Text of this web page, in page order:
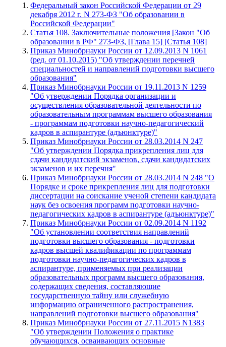
Федеральный закон Российской Федерации от 29
декабря 2012 г. N 273-ФЗ "Об образовании в
Российской Федерации"
Статья 108. Заключительные положения [Закон "Об
образовании в РФ" 273-ФЗ, [Глава 15] [Статья 108]
Приказ Минобрнауки России от 12.09.2013 N 1061
(ред. от 01.10.2015) "Об утверждении перечней
специальностей и направлений подготовки высшего
образования"
Приказ Минобрнауки России от 19.11.2013 N 1259
"Об утверждении Порядка организации и
осуществления образовательной деятельности по
образовательным программам высшего образования
- программам подготовки научно-педагогический
кадров в аспирантуре (адъюнктуре)"
Приказ Минобрнауки России от 28.03.2014 N 247
"Об утверждении Порядка прикрепления лиц для
сдачи кандидатский экзаменов, сдачи кандидатских
экзаменов и их перечня"
Приказ Минобрнауки России от 28.03.2014 N 248 "О
Порядке и сроке прикрепления лиц для подготовки
диссертации на соискание ученой степени кандидата
наук без освоения программ подготовки научно-
педагогических кадров в аспирантуре (адъюнктуре)"
Приказ Минобрнауки России от 02.09.2014 N 1192
"Об установлении соответствия направлений
подготовки высшего образования - подготовки
кадров высшей квалификации по программам
подготовки научно-педагогических кадров в
аспирантуре, применяемых при реализации
образовательных программ высшего образования,
содержащих сведения, составляющие
государственную тайну или служебную
информацию ограниченного распространения,
направлений подготовки высшего образования"
Приказ Минобрнауки России от 27.11.2015 N1383
"Об утверждении Положения о практике
обучающихся, осваивающих основные